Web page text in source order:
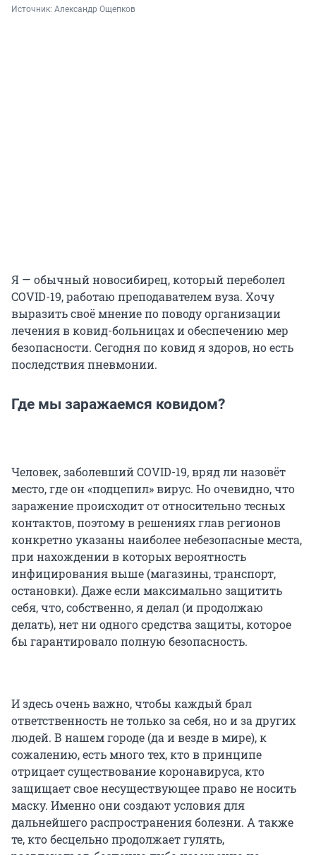
Источник: Александр Ощепков
Я — обычный новосибирец, который переболел
COVID-19, работаю преподавателем вуза. Хочу
выразить своё мнение по поводу организации
лечения в ковид-больницах и обеспечению мер
безопасности. Сегодня по ковид я здоров, но есть
последствия пневмонии.
Где мы заражаемся ковидом?
Человек, заболевший COVID-19, вряд ли назовёт
место, где он «подцепил» вирус. Но очевидно, что
заражение происходит от относительно тесных
контактов, поэтому в решениях глав регионов
конкретно указаны наиболее небезопасные места,
при нахождении в которых вероятность
инфицирования выше (магазины, транспорт,
остановки). Даже если максимально защитить
себя, что, собственно, я делал (и продолжаю
делать), нет ни одного средства защиты, которое
бы гарантировало полную безопасность.
И здесь очень важно, чтобы каждый брал
ответственность не только за себя, но и за других
людей. В нашем городе (да и везде в мире), к
сожалению, есть много тех, кто в принципе
отрицает существование коронавируса, кто
защищает свое несуществующее право не носить
маску. Именно они создают условия для
дальнейшего распространения болезни. А также
те, кто бесцельно продолжает гулять,